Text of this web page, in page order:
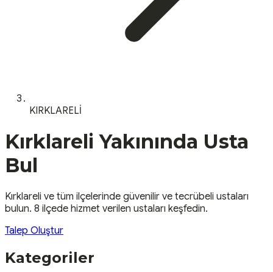
KIRKLARELİ
Kırklareli Yakınında Usta
Bul
Kırklareli ve tüm ilçelerinde güvenilir ve tecrübeli ustaları
bulun. 8 ilçede hizmet verilen ustaları keşfedin.
Talep Oluştur
Kategoriler